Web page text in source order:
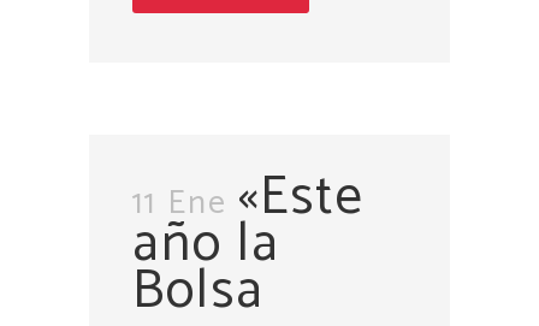
11 Ene «Este
año la
Bolsa